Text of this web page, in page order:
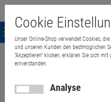
Menü
Weiter einkaufen
Cookie
Unser Online-Shop verwendet Cookies,
und unseren Kunden den bestmöglichen
"Akzeptieren" klicken, erklären Sie sich
einverstanden.
Analyse